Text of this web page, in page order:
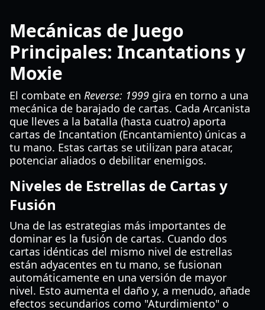
Mecánicas de Juego
Principales: Incantations y
Moxie
El combate en Reverse: 1999 gira en torno a una
mecánica de barajado de cartas. Cada Arcanista
que lleves a la batalla (hasta cuatro) aporta
cartas de Incantation (Encantamiento) únicas a
tu mano. Estas cartas se utilizan para atacar,
potenciar aliados o debilitar enemigos.
Niveles de Estrellas de Cartas y
Fusión
Una de las estrategias más importantes de
dominar es la fusión de cartas. Cuando dos
cartas idénticas del mismo nivel de estrellas
están adyacentes en tu mano, se fusionan
automáticamente en una versión de mayor
nivel. Esto aumenta el daño y, a menudo, añade
efectos secundarios como "Aturdimiento" o